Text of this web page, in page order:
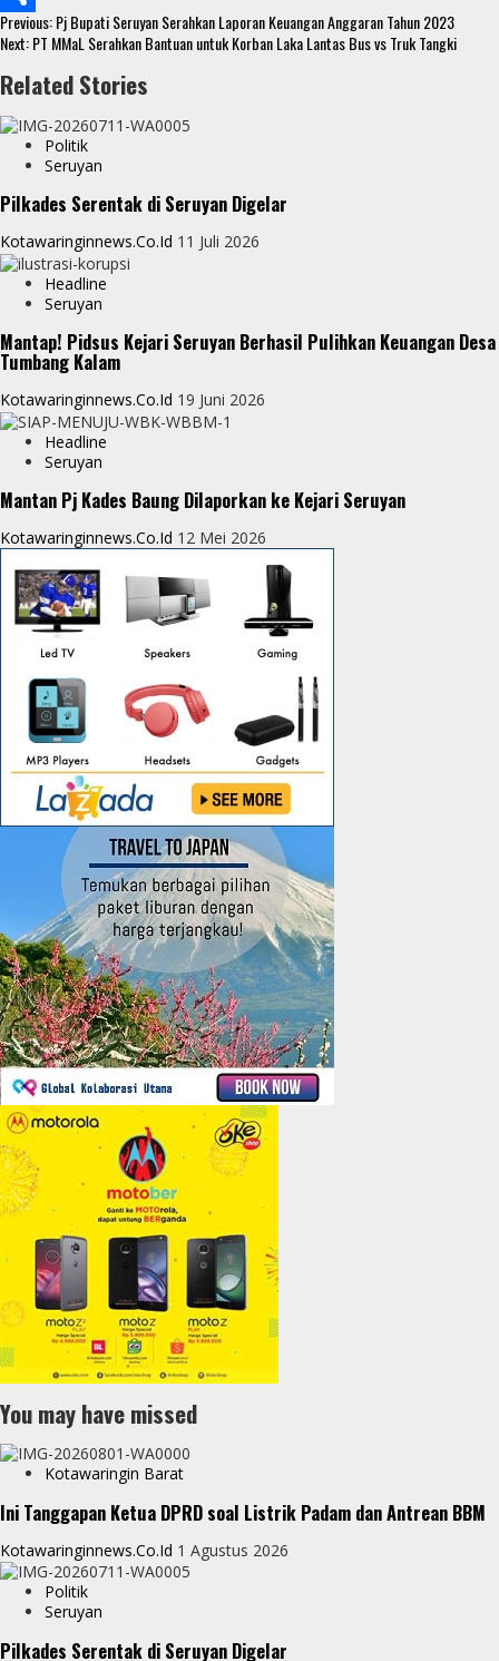
o
o
k
t
e
r
t
s
A
p
s
s
e
n
e
r
S
a
r
Continue
Reading
Previous:Pj Bupati Seruyan Serahkan Laporan Keuangan Anggaran Tahun 2023
Next:PT MMaL Serahkan Bantuan untuk Korban Laka Lantas Bus vs Truk Tangki
Related Stories
Politik
Seruyan
Pilkades Serentak di Seruyan Digelar
Kotawaringinnews.co.id 11 Juli 2026
Headline
Seruyan
Mantap! Pidsus Kejari Seruyan Berhasil Pulihkan Keuangan Desa
Tumbang Kalam
Kotawaringinnews.co.id 19 Juni 2026
Headline
Seruyan
Mantan Pj Kades Baung Dilaporkan ke Kejari Seruyan
Kotawaringinnews.co.id 12 Mei 2026
You may have missed
Kotawaringin Barat
Ini Tanggapan Ketua DPRD soal Listrik Padam dan Antrean BBM
Kotawaringinnews.co.id 1 Agustus 2026
Politik
Seruyan
Pilkades Serentak di Seruyan Digelar